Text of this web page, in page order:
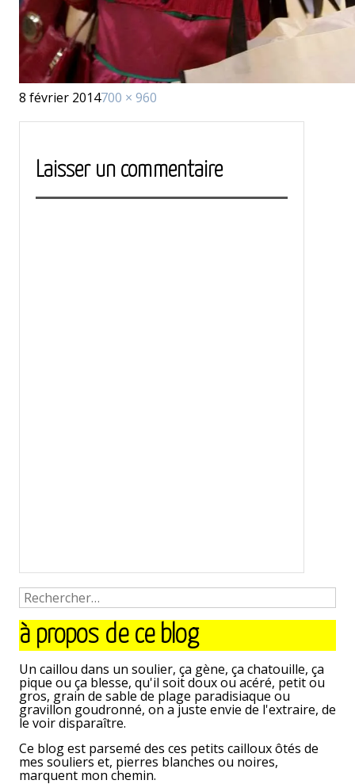
Publié
8 février 2014Taille
700 × 960
Laisser un commentaire
à propos de ce blog
Un caillou dans un soulier, ça gène, ça chatouille, ça
pique ou ça blesse, qu'il soit doux ou acéré, petit ou
gros, grain de sable de plage paradisiaque ou
gravillon goudronné, on a juste envie de l'extraire, de
le voir disparaître.
Ce blog est parsemé des ces petits cailloux ôtés de
mes souliers et, pierres blanches ou noires,
marquent mon chemin.